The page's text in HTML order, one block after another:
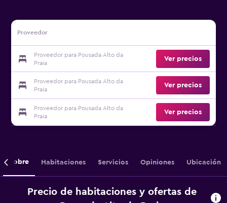
Proveedor
Proveedor para Pousada Alto da
Praia
Ver precios
Proveedor para Pousada Alto da
Praia
Ver precios
Proveedor para Pousada Alto da
Praia
Ver precios
Sobre Habitaciones Servicios Opiniones Ubicación
Precio de habitaciones y ofertas de